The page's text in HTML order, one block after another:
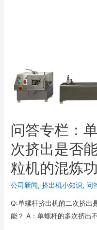
问答专栏：
次挤出是否
粒机的混炼
公司新闻, 挤出机小知识, 问
Q:单螺杆挤出机的二次挤出
能？ A：单螺杆的多次挤出